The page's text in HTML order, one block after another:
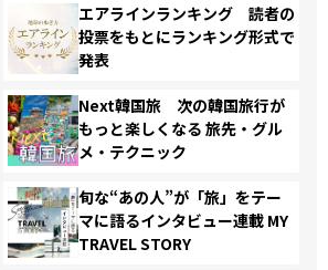
エアラインランキング 読者の
投票をもとにランキング形式で
発表
Next韓国旅 次の韓国旅行が
もっと楽しくなる 旅先・グル
メ・テクニック
旬な“あの人”が「旅」をテー
マに語るインタビュー連載 MY
TRAVEL STORY